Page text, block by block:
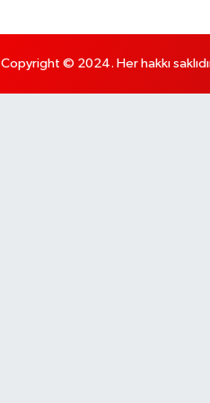
Copyright © 2024. Her hakkı